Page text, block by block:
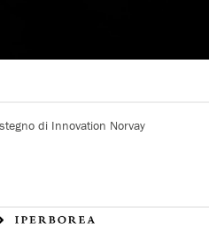
di Innovation Norvay